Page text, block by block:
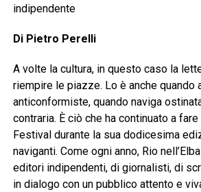
indipendente
Di Pietro Perelli
A volte la cultura, in questo caso la
riempire le piazze. Lo è anche quando
anticonformiste, quando naviga
contraria. È ciò che ha continuato a fare
Festival durante la sua dodicesima
naviganti. Come ogni anno, Rio
editori indipendenti, di giornalisti, di
in dialogo con un pubblico attento e